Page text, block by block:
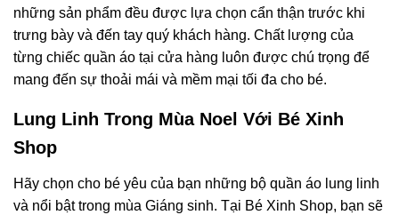
những sản phẩm đều được lựa chọn cẩn thận trước khi
trưng bày và đến tay quý khách hàng. Chất lượng của
từng chiếc quần áo tại cửa hàng luôn được chú trọng để
mang đến sự thoải mái và mềm mại tối đa cho bé.
Lung Linh Trong Mùa Noel Với Bé Xinh
Shop
Hãy chọn cho bé yêu của bạn những bộ quần áo lung linh
và nổi bật trong mùa Giáng sinh. Tại Bé Xinh Shop, bạn sẽ